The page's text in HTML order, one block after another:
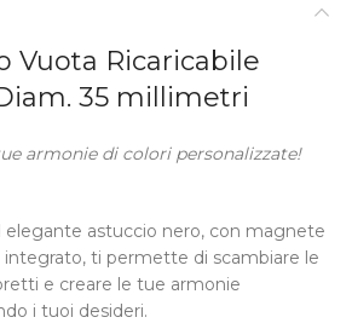
Vuota Ricaricabile
35 millimetri
armonie di colori personalizzate!
astuccio nero, con magnete
ti permette di scambiare le
e creare le tue armonie
i tuoi desideri.